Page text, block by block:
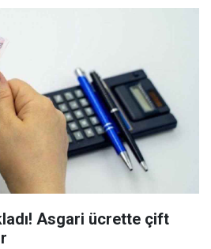
Asgari ücrette çift